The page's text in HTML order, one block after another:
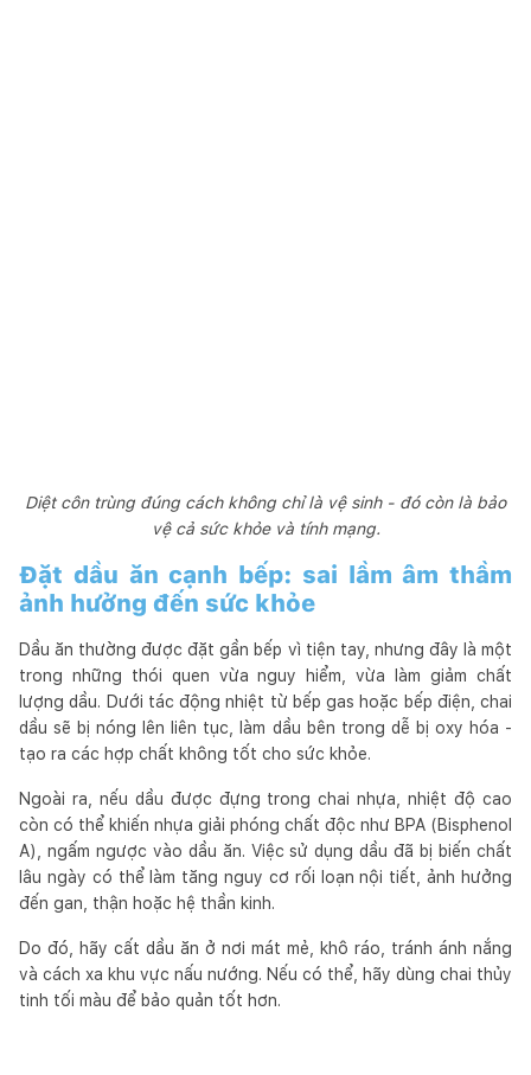
Diệt côn trùng đúng cách không chỉ là vệ sinh - đó còn là bảo
vệ cả sức khỏe và tính mạng.
Đặt dầu ăn cạnh bếp: sai lầm âm thầm
ảnh hưởng đến sức khỏe
Dầu ăn thường được đặt gần bếp vì tiện tay, nhưng đây là một
trong những thói quen vừa nguy hiểm, vừa làm giảm chất
lượng dầu. Dưới tác động nhiệt từ bếp gas hoặc bếp điện, chai
dầu sẽ bị nóng lên liên tục, làm dầu bên trong dễ bị oxy hóa -
tạo ra các hợp chất không tốt cho sức khỏe.
Ngoài ra, nếu dầu được đựng trong chai nhựa, nhiệt độ cao
còn có thể khiến nhựa giải phóng chất độc như BPA (Bisphenol
A), ngấm ngược vào dầu ăn. Việc sử dụng dầu đã bị biến chất
lâu ngày có thể làm tăng nguy cơ rối loạn nội tiết, ảnh hưởng
đến gan, thận hoặc hệ thần kinh.
Do đó, hãy cất dầu ăn ở nơi mát mẻ, khô ráo, tránh ánh nắng
và cách xa khu vực nấu nướng. Nếu có thể, hãy dùng chai thủy
tinh tối màu để bảo quản tốt hơn.